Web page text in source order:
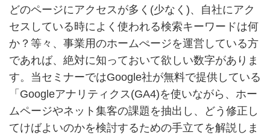
どのページにアクセスが多く(少なく)、自社にアク
セスしている時によく使われる検索キーワードは何
か？等々、事業用のホームぺージを運営している方
であれば、絶対に知っておいて欲しい数字がありま
す。当セミナーではGoogle社が無料で提供している
「Googleアナリティクス(GA4)を使いながら、ホー
ムページやネット集客の課題を抽出し、どう修正し
てけばよいのかを検討するための手立てを解説しま